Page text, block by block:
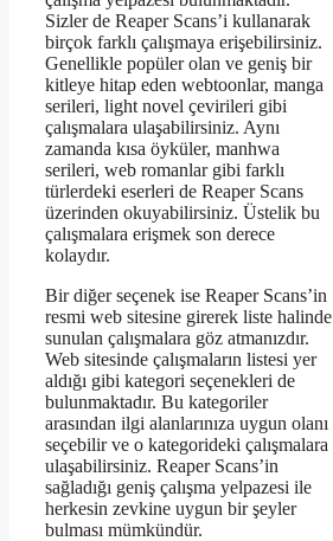
Sizler de Reaper Scans’i kullanarak
birçok farklı çalışmaya erişebilirsiniz.
Genellikle popüler olan ve geniş bir
kitleye hitap eden webtoonlar, manga
serileri, light novel çevirileri gibi
çalışmalara ulaşabilirsiniz. Aynı
zamanda kısa öyküler, manhwa
serileri, web romanlar gibi farklı
türlerdeki eserleri de Reaper Scans
üzerinden okuyabilirsiniz. Üstelik bu
çalışmalara erişmek son derece
kolaydır.
Bir diğer seçenek ise Reaper Scans’in
resmi web sitesine girerek liste halinde
sunulan çalışmalara göz atmanızdır.
Web sitesinde çalışmaların listesi yer
aldığı gibi kategori seçenekleri de
bulunmaktadır. Bu kategoriler
arasından ilgi alanlarınıza uygun olanı
seçebilir ve o kategorideki çalışmalara
ulaşabilirsiniz. Reaper Scans’in
sağladığı geniş çalışma yelpazesi ile
herkesin zevkine uygun bir şeyler
bulması mümkündür.